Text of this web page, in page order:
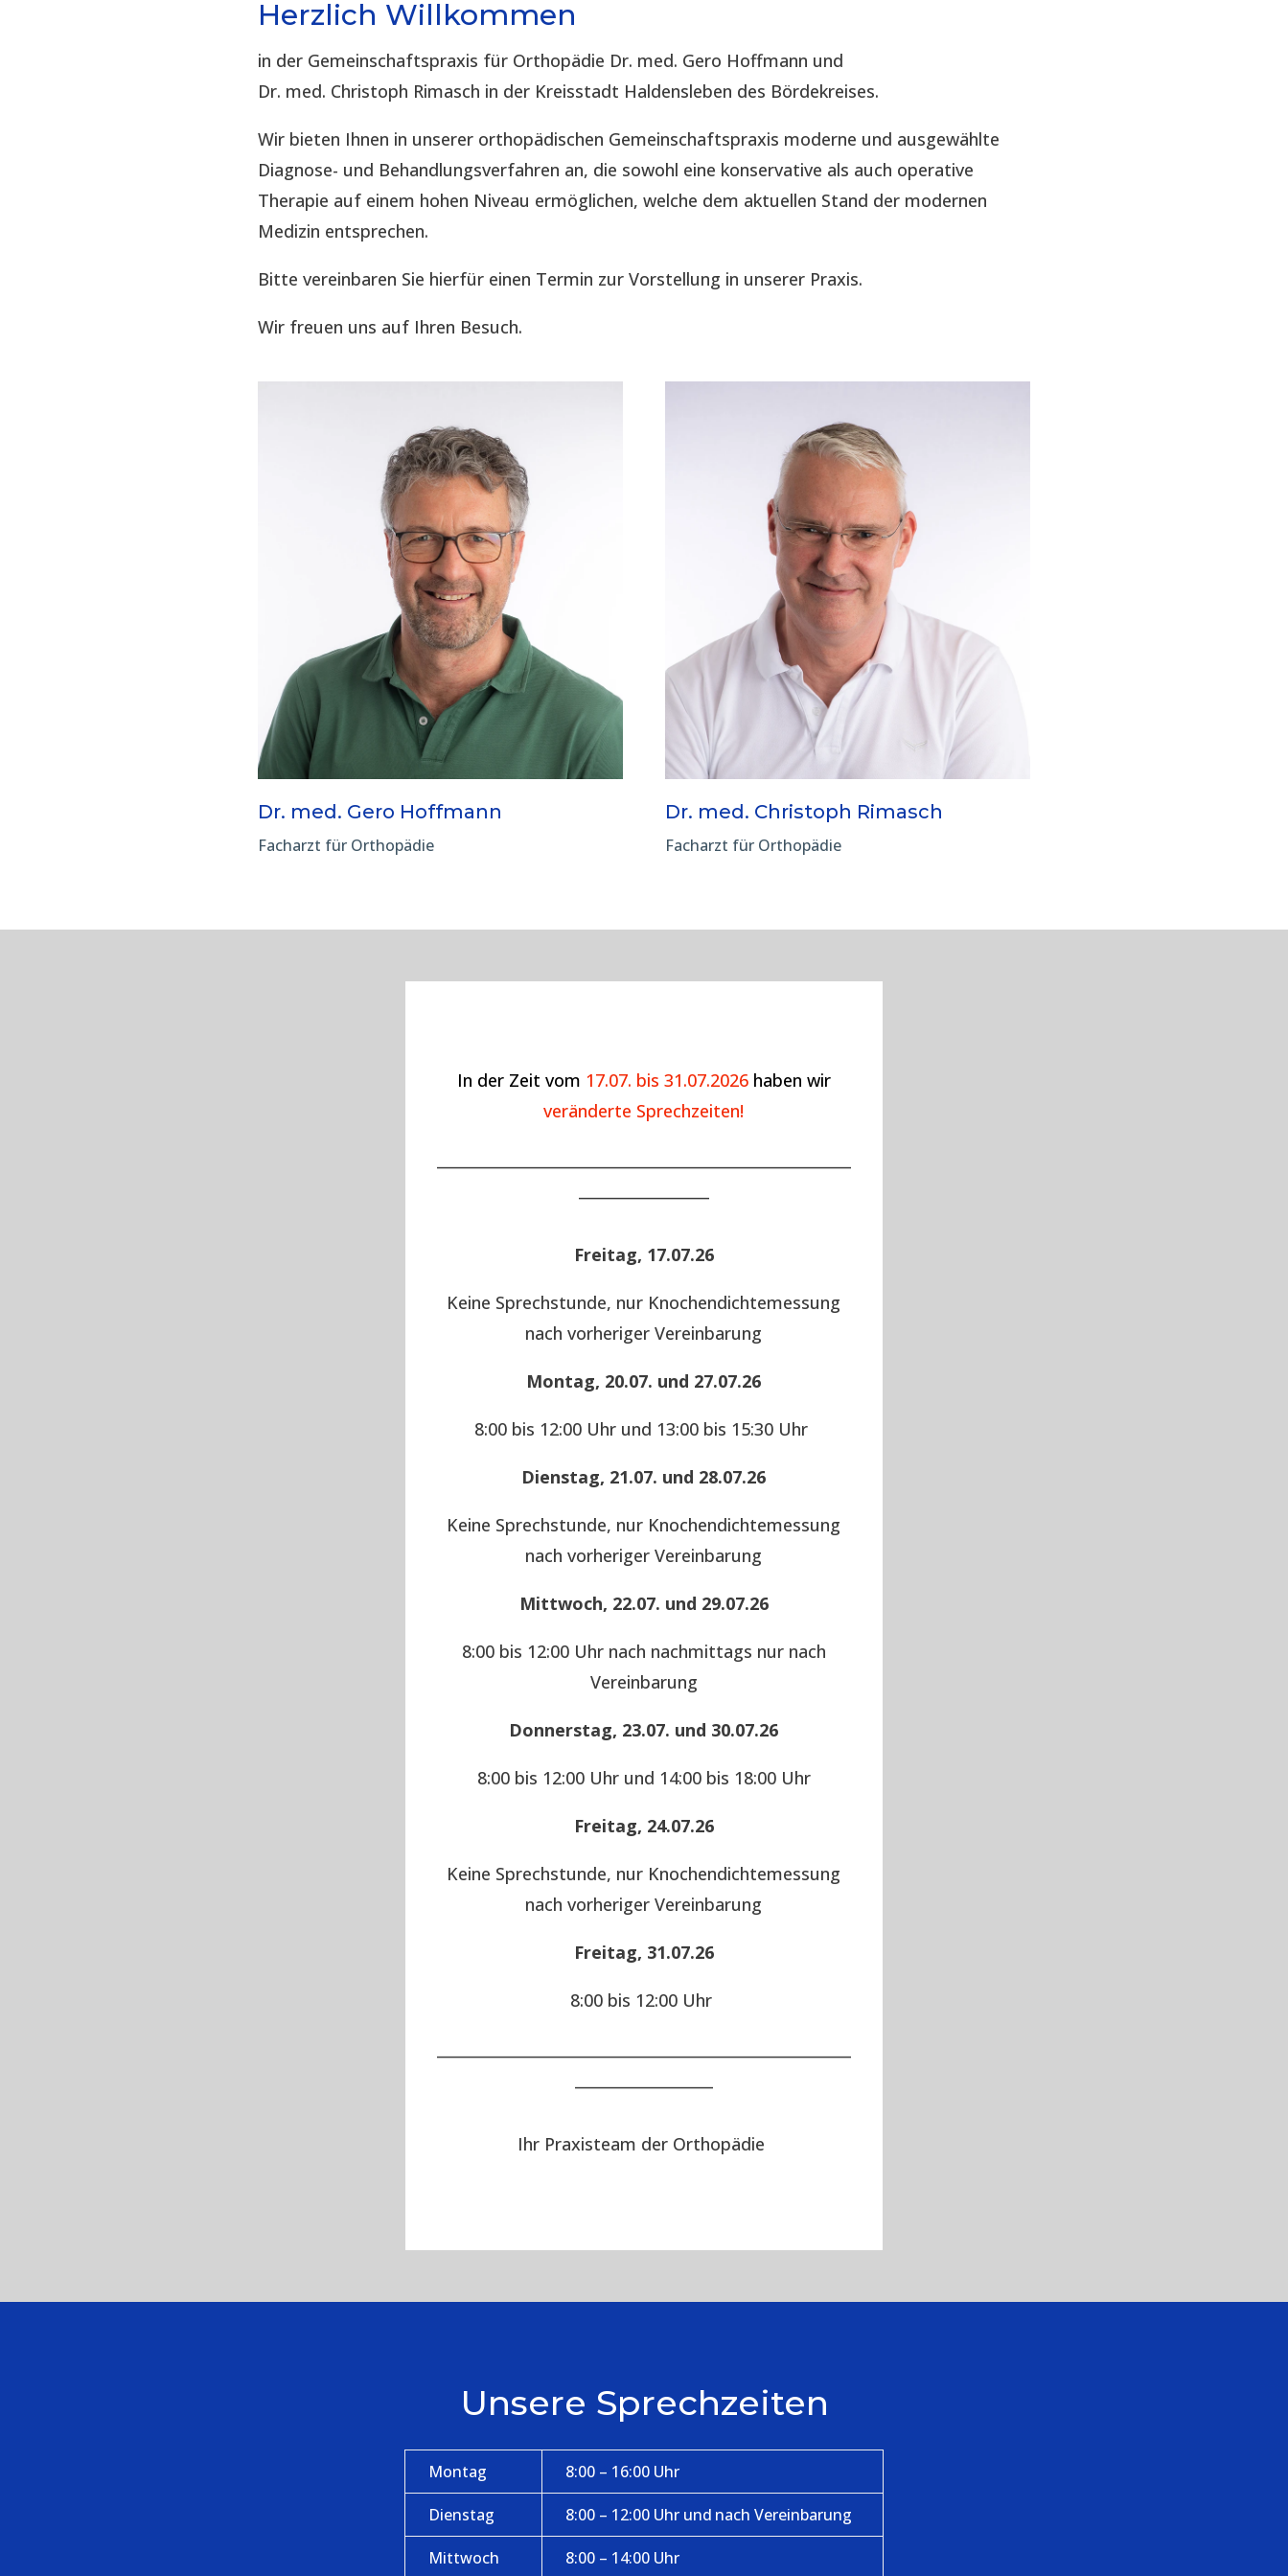
Herzlich Willkommen
in der Gemeinschaftspraxis für Orthopädie Dr. med. Gero Hoffmann und
Dr. med. Christoph Rimasch in der Kreisstadt Haldensleben des Bördekreises.
Wir bieten Ihnen in unserer orthopädischen Gemeinschaftspraxis moderne und ausgewählte
Diagnose- und Behandlungsverfahren an, die sowohl eine konservative als auch operative
Therapie auf einem hohen Niveau ermöglichen, welche dem aktuellen Stand der modernen
Medizin entsprechen.
Bitte vereinbaren Sie hierfür einen Termin zur Vorstellung in unserer Praxis.
Wir freuen uns auf Ihren Besuch.
Dr. med. Gero Hoffmann
Facharzt für Orthopädie
Dr. med. Christoph Rimasch
Facharzt für Orthopädie
In der Zeit vom 17.07. bis 31.07.2026 haben wir
veränderte Sprechzeiten!
Freitag, 17.07.26
Keine Sprechstunde, nur Knochendichtemessung
nach vorheriger Vereinbarung
Montag, 20.07. und 27.07.26
8:00 bis 12:00 Uhr und 13:00 bis 15:30 Uhr
Dienstag, 21.07. und 28.07.26
Keine Sprechstunde, nur Knochendichtemessung
nach vorheriger Vereinbarung
Mittwoch, 22.07. und 29.07.26
8:00 bis 12:00 Uhr nach nachmittags nur nach
Vereinbarung
Donnerstag, 23.07. und 30.07.26
8:00 bis 12:00 Uhr und 14:00 bis 18:00 Uhr
Freitag, 24.07.26
Keine Sprechstunde, nur Knochendichtemessung
nach vorheriger Vereinbarung
Freitag, 31.07.26
8:00 bis 12:00 Uhr
Ihr Praxisteam der Orthopädie
Unsere Sprechzeiten
Montag 8:00 – 16:00 Uhr
Dienstag 8:00 – 12:00 Uhr und nach Vereinbarung
Mittwoch 8:00 – 14:00 Uhr